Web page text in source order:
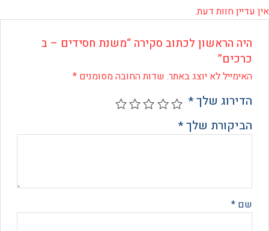
חוות דעת.
הראשון לכתוב סקירה “משנת חסידים – ב
לא יוצג באתר.שדות החובה מסומנים*
שלך*
שלך*